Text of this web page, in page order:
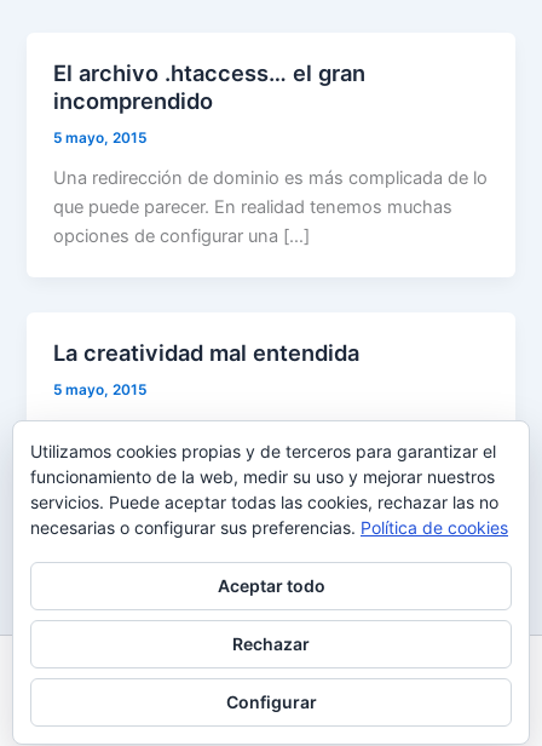
El archivo .htaccess… el gran
incomprendido
5 mayo, 2015
Una redirección de dominio es más complicada de lo
que puede parecer. En realidad tenemos muchas
opciones de configurar una […]
La creatividad mal entendida
5 mayo, 2015
cliente en las que se nos solicitan cambios sobre la
versión presentada. Seguro
Todos los derechos © 2026 Uy Perdón
Utilizamos cookies propias y de terceros para garantizar el
funcionamiento de la web, medir su uso y mejorar nuestros
servicios. Puede aceptar todas las cookies, rechazar las no
necesarias o configurar sus preferencias. Política de cookies
Aceptar todo
Rechazar
Configurar